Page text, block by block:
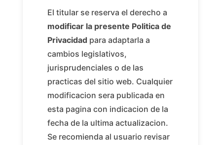
El titular se reserva el derecho a
modificar la presente Politica de
Privacidad para adaptarla a
cambios legislativos,
jurisprudenciales o de las
practicas del sitio web. Cualquier
modificacion sera publicada en
esta pagina con indicacion de la
fecha de la ultima actualizacion.
Se recomienda al usuario revisar